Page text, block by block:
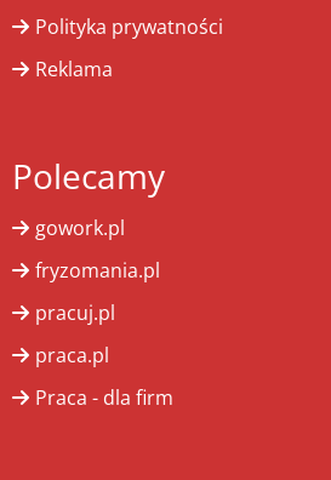
Polityka prywatności
Reklama
Polecamy
gowork.pl
fryzomania.pl
pracuj.pl
praca.pl
Praca - dla firm